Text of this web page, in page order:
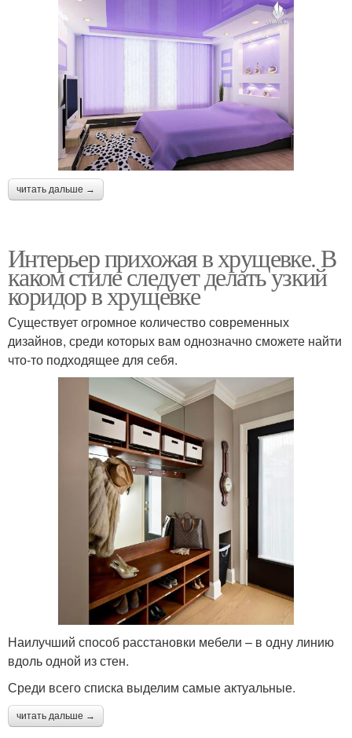
читать дальше →
Интерьер прихожая в хрущевке. В
каком стиле следует делать узкий
коридор в хрущевке
Существует огромное количество современных
дизайнов, среди которых вам однозначно сможете найти
что-то подходящее для себя.
Наилучший способ расстановки мебели – в одну линию
вдоль одной из стен.
Среди всего списка выделим самые актуальные.
читать дальше →